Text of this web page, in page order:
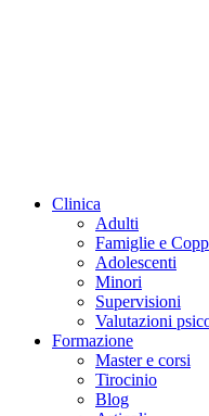
Clinica
Adulti
Famiglie e
Adolescenti
Minori
Supervisioni
Valutazioni
Formazione
Master e corsi
Tirocinio
Blog